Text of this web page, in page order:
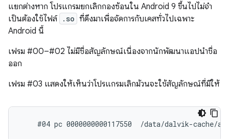
แยกต่างหาก โปรแกรมยกเลิกกองซ้อนใน Android 9 ขึ้นไปไม่จํา
เป็นต้องใช้ไฟล์ .so ที่ดึงมาเพื่อจัดการกับเคสทั่วไปเฉพาะ
Android นี้
เฟรม #00–#02 ไม่มีชื่อสัญลักษณ์เนื่องจากนักพัฒนาแอปนำชื่อ
ออก
เฟรม #03 แสดงให้เห็นว่าโปรแกรมเลิกม้วนจะใช้สัญลักษณ์ที่มีให้